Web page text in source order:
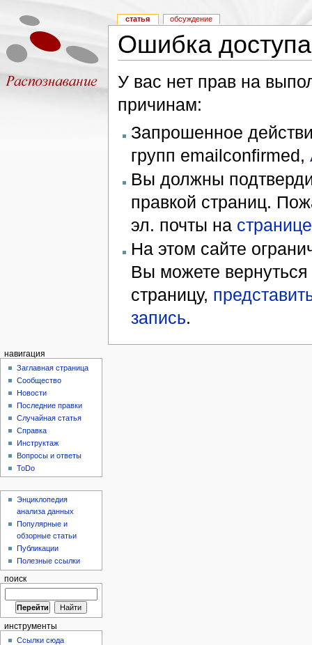
Ошибка доступа
У вас нет прав на
причинам:
Запрошенное
групп emailconfirmed,
Вы должны
правкой страниц.
эл. почты на
На этом сайте
Вы можете
страницу,
запись.
статья обсуждение
навигация
Заглавная страница
Сообщество
Новости
Последние правки
Случайная статья
Справка
Инструктаж
Вопросы и ответы
ToDo
Энциклопедия
анализа данных
Популярные и
обзорные статьи
Публикации
Полезные ссылки
поиск
инструменты
Ссылки сюда